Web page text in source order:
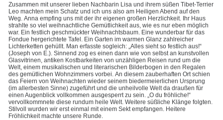
Zusammen mit unserer lieben Nachbarin Lisa und ihrem süßen Tibet-Terrier
Leo machten mein Schatz und ich uns also am Heiligen Abend auf den
Weg. Anna empfing uns mit der ihr eigenen großen Herzlichkeit. Ihr Haus
strahlte so viel weihnachtliche Gemütlichkeit aus, wie es nur eben möglich
war. Ein festlich geschmückter Weihnachtsbaum. Eine wunderbar für das
Fondue hergerichtete Tafel. Ein Garten im warmen Glanz zahlreicher
Lichterketten gehüllt. Man erfasste sogleich: „Alles sieht so festlich aus!“
(Joseph von E.). Sinnend zog es einen dann wie von selbst an kunstvollen
Glasvitrinen, antiken Kostbarkeiten von unzähligen Reisen rund um die
Welt, einem musikalischen und literarischen Bilderbogen in den Regalen
des gemütlichen Wohnzimmers vorbei. An diesem zauberhaften Ort schien
das Feiern von Weihnachten wieder seinem biedermeierlichen Ursprung
(im allerbesten Sinne) zugeführt und die unheilvolle Welt da draußen für
einen Augenblick vollkommen ausgesperrt zu sein. „O du fröhliche!“
vervollkommnete diese rundum heile Welt. Weitere süßliche Klänge folgten.
Stilvoll wurden wir erst einmal mit einem Sekt empfangen. Heitere
Fröhlichkeit machte unsere Runde.